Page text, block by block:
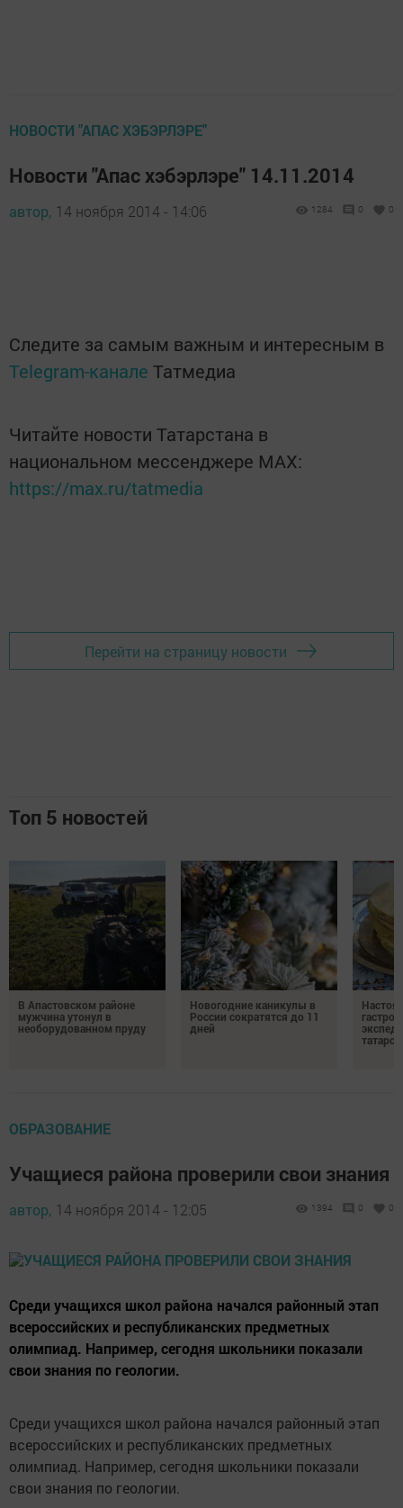
НОВОСТИ "АПАС ХЭБЭРЛЭРЕ"
Новости "Апас хэбэрлэре" 14.11.2014
автор, 14 ноября 2014 - 14:06 1284 0 0
Следите за самым важным и интересным в
Telegram-канале Татмедиа
Читайте новости Татарстана в
национальном мессенджере MАХ:
https://max.ru/tatmedia
Перейти на страницу новости
Топ 5 новостей
В Апастовском районе
мужчина утонул в
необорудованном пруду
Новогодние каникулы в
России сократятся до 11
дней
ОБРАЗОВАНИЕ
Учащиеся района проверили свои знания
автор, 14 ноября 2014 - 12:05 1394 0 0
Среди учащихся школ района начался районный этап
всероссийских и республиканских предметных
олимпиад. Например, сегодня школьники показали
свои знания по геологии.
Среди учащихся школ района начался районный этап
всероссийских и республиканских предметных
олимпиад. Например, сегодня школьники показали
свои знания по геологии.